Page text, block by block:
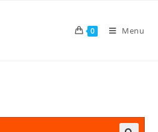
0 Menu